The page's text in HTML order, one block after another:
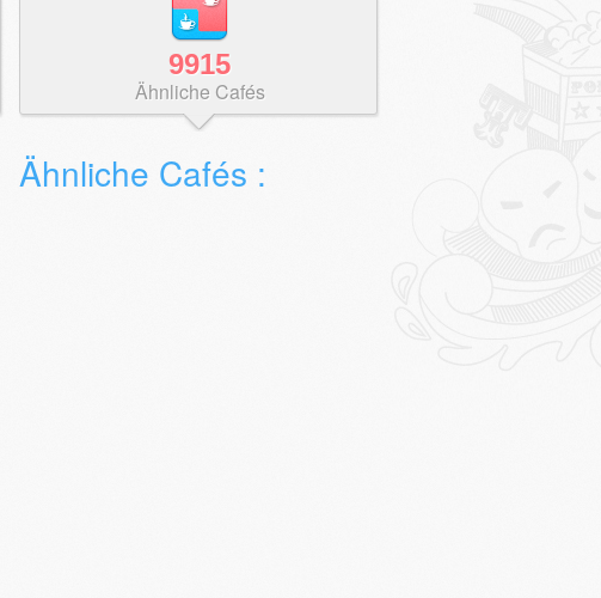
9915
Ähnliche Cafés
Ähnliche Cafés :